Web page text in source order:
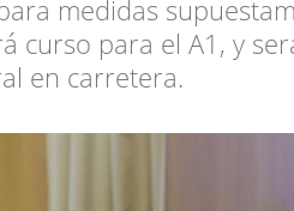
medidas
curso para el A1, y
en carretera.